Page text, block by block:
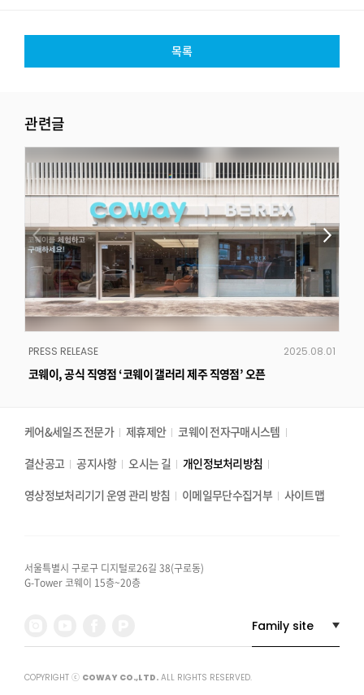
목록
관련글
PRESS RELEASE 2025.08.01
코웨이, 공식 직영점 ‘코웨이 갤러리 제주 직영점’ 오픈
케어&세일즈 전문가 제휴제안
코웨이 전자구매시스템
결산공고
공지사항 오시는 길
개인정보처리방침
영상정보처리기기 운영 관리 방침
이메일무단수집거부 사이트맵
서울특별시 구로구 디지털로26길 38(구로동)
G-Tower 코웨이 15층~20층
COPYRIGHT ⓒ COWAY CO.,LTD. ALL RIGHTS RESERVED.